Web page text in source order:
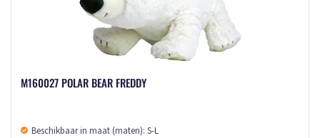
M160027 POLAR BEAR FREDDY
Beschikbaar in maat (maten): S-L